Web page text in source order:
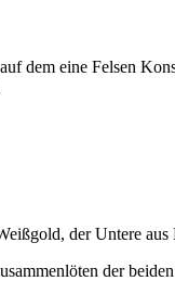
dem eine Felsen
der Untere
der